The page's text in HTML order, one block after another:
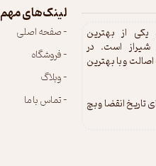
یکی از بهترین
شیراز است. در
و با بهترین
تاریخ انقضا و بچ
لینک‌های مهم
- صفحه اصلی
- فروشگاه
- وبلاگ
- تماس با ما